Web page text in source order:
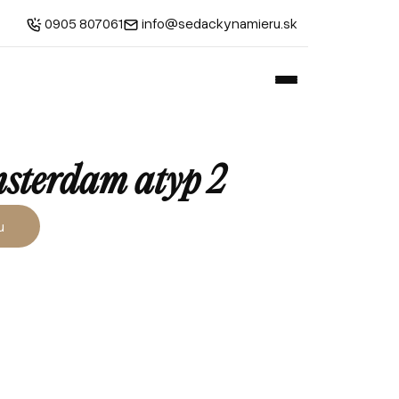
0905 807061 info@sedackynamieru.sk
atyp 2